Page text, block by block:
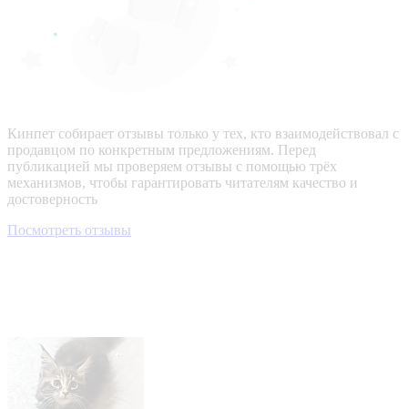
Кинпет собирает отзывы только у тех, кто взаимодействовал с
продавцом по конкретным предложениям. Перед
публикацией мы проверяем отзывы с помощью трёх
механизмов, чтобы гарантировать читателям качество и
достоверность
Посмотреть отзывы